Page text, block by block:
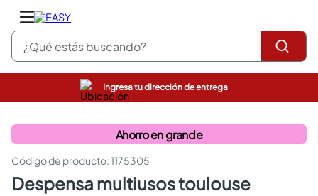
¿Qué estás buscando?
Ingresa tu dirección de entrega
Ahorro en grande
:1175305
despensa multiusos toulouse
pinturas
comedor
escritorio